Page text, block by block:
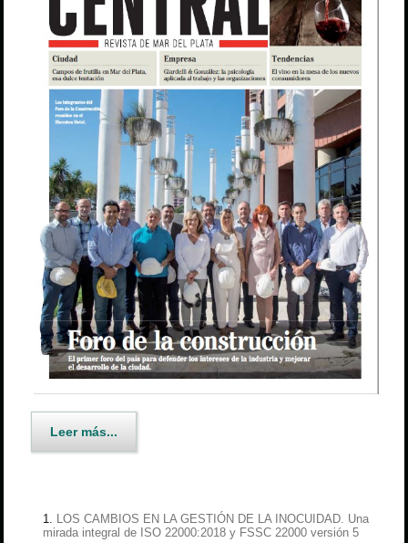
Leer más...
LOS CAMBIOS EN LA GESTIÓN DE LA INOCUIDAD. Una
mirada integral de ISO 22000:2018 y FSSC 22000 versión 5